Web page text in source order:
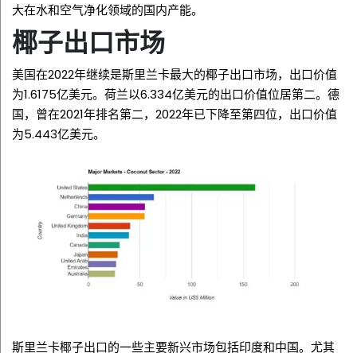
大在水和空气净化领域的国内产能。
椰子出口市场
美国在2022年继续是斯里兰卡最大的椰子出口市场，出口价值
为1.6175亿美元。荷兰以6.334亿美元的出口价值位居第二。德
国，曾在2021年排名第二，2022年已下降至第四位，出口价值
为5.443亿美元。
斯里兰卡椰子出口的一些主要新兴市场包括印度和中国。尤其